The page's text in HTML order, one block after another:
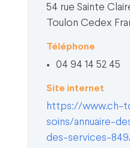
54 rue Sainte
Toulon Cedex
Téléphone
04 94 14 52 45
Site internet
https://www.ch-
soins/annuaire-
des-services-